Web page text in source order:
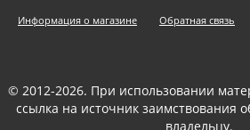
Информация о магазине Обратная связь
© 2012-2026. При использовании
ссылка на источник заимствования
владельцу.